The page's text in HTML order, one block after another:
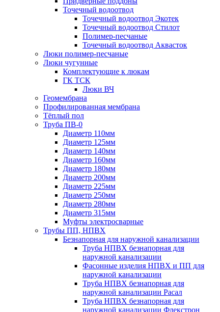
Точечный водоотвод
Точечный водоотвод Экотек
Точечный водоотвод Стилот
Полимер-песчаные
Точечный водоотвод Аквасток
Люки полимер-песчаные
Люки чугунные
Комплектующие к люкам
ГК ТСК
Люки ВЧ
Геомембрана
Профилированная мембрана
Тёплый пол
Труба ПВ-0
Диаметр 110мм
Диаметр 125мм
Диаметр 140мм
Диаметр 160мм
Диаметр 180мм
Диаметр 200мм
Диаметр 225мм
Диаметр 250мм
Диаметр 280мм
Диаметр 315мм
Муфты электросварные
Трубы ПП, НПВХ
Безнапорная для наружной канализации
Труба НПВХ безнапорная для
наружной канализации
Фасонные изделия НПВХ и ПП для
наружной канализации
Труба НПВХ безнапорная для
наружной канализации Расал
Труба НПВХ безнапорная для
наружной канализации Флекстрон